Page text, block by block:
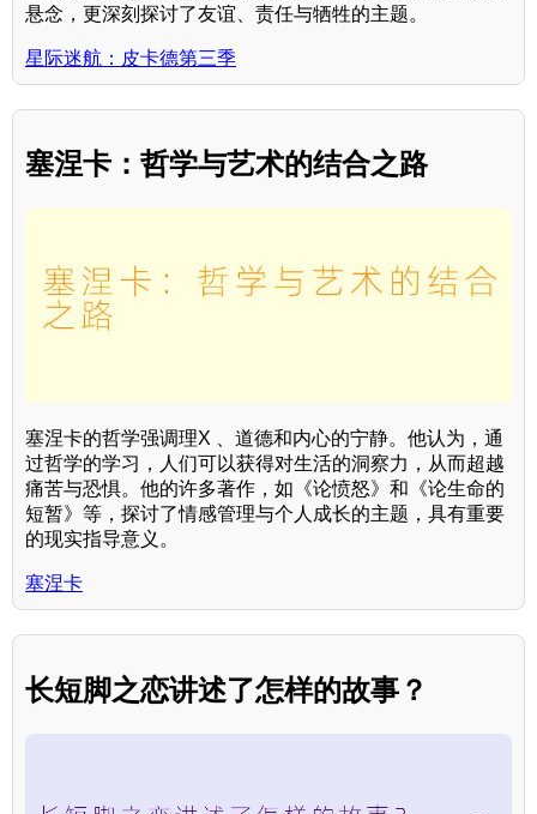
悬念，更深刻探讨了友谊、责任与牺牲的主题。
星际迷航：皮卡德第三季
塞涅卡：哲学与艺术的结合之路
塞涅卡的哲学强调理X 、道德和内心的宁静。他认为，通
过哲学的学习，人们可以获得对生活的洞察力，从而超越
痛苦与恐惧。他的许多著作，如《论愤怒》和《论生命的
短暂》等，探讨了情感管理与个人成长的主题，具有重要
的现实指导意义。
塞涅卡
长短脚之恋讲述了怎样的故事？